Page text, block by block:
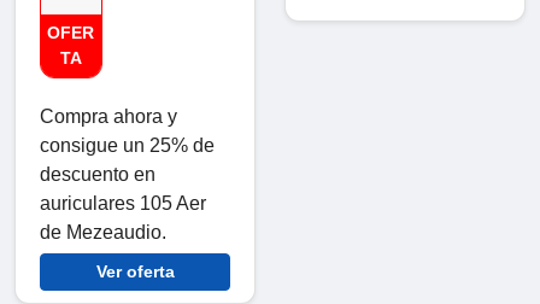
OFER
TA
Compra ahora y
consigue un 25% de
descuento en
auriculares 105 Aer
de Mezeaudio.
Ver oferta